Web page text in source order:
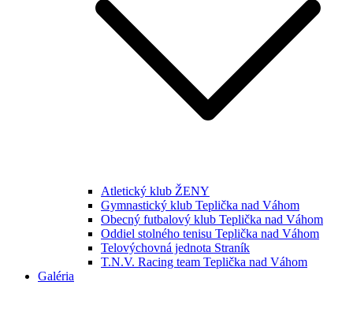
Atletický klub ŽENY
Gymnastický klub Teplička nad Váhom
Obecný futbalový klub Teplička nad Váhom
Oddiel stolného tenisu Teplička nad Váhom
Telovýchovná jednota Straník
T.N.V. Racing team Teplička nad Váhom
Galéria